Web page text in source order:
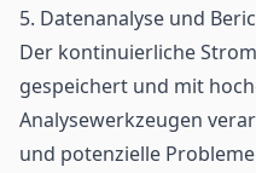
5. Datenanalyse und
Der kontinuierliche
gespeichert und mit
Analysewerkzeugen
und potenzielle